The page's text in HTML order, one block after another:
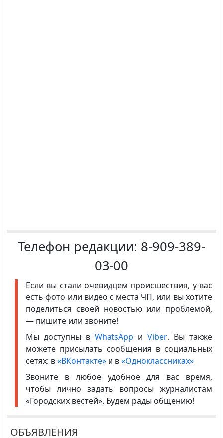
Телефон редакции: 8-909-389-
03-00
Если вы стали очевидцем происшествия, у вас
есть фото или видео с места ЧП, или вы хотите
поделиться своей новостью или проблемой,
— пишите или звоните!
Мы доступны в WhatsApp иViber. Вы также
можете присылать сообщения в социальных
сетях: в«ВКонтакте»и в«Одноклассниках»
Звоните в любое удобное для вас время,
чтобы лично задать вопросы журналистам
«Городских вестей». Будем рады общению!
ОБЪЯВЛЕНИЯ